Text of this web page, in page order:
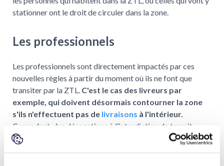
stationner ont le droit de circuler dans la zone.
Les professionnels
Les professionnels sont directement impactés par ces
nouvelles règles à partir du moment où ils ne font que
transiter par la ZTL. C'est le cas des livreurs par
exemple, qui doivent désormais contourner la zone
s'ils n'effectuent pas de livraisons à l'intérieur.
Cependant, des dérogations à l’interdiction de transit
existent pour certains professionnels tels que les taxis et